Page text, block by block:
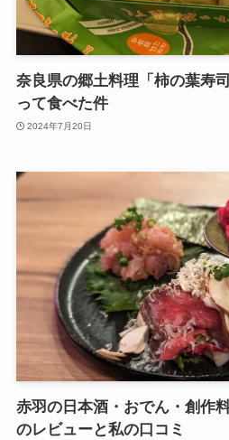
奈良県の郷土料理「柿の葉寿
って食べた件
2024年7月20日
赤羽の日本酒・おでん・創作
のレビューと私の口コミ